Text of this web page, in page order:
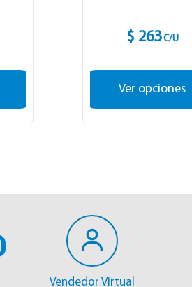
$ 263 C/U
Ver opciones
Vendedor Virtual